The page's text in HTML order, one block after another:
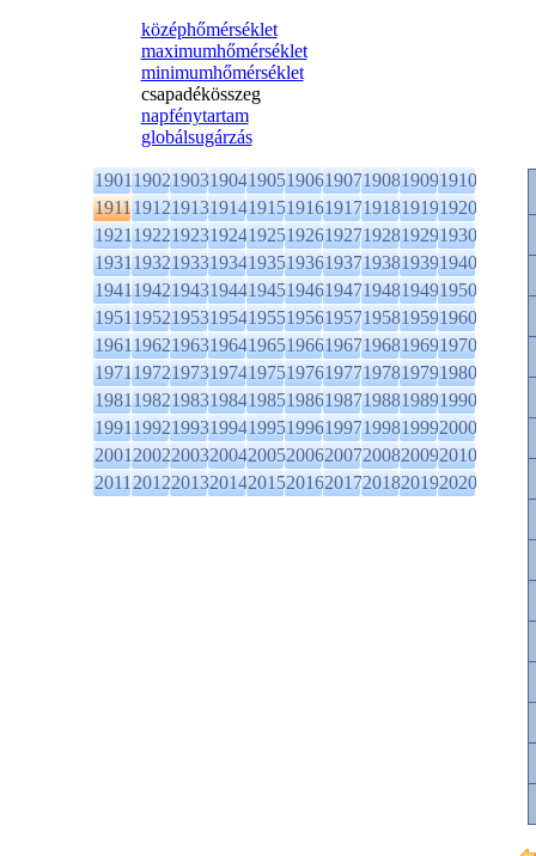
középhőmérséklet
maximumhőmérséklet
minimumhőmérséklet
csapadékösszeg
napfénytartam
globálsugárzás
1901190219031904190519061907190819091910
1911191219131914191519161917191819191920
1921192219231924192519261927192819291930
1931193219331934193519361937193819391940
1941194219431944194519461947194819491950
1951195219531954195519561957195819591960
1961196219631964196519661967196819691970
1971197219731974197519761977197819791980
1981198219831984198519861987198819891990
1991199219931994199519961997199819992000
2001200220032004200520062007200820092010
2011201220132014201520162017201820192020